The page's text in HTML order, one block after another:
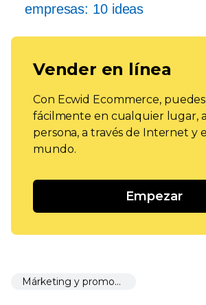
empresas: 10 ideas
Vender en línea
Con Ecwid Ecommerce,
fácilmente en cualquier lugar,
persona, a través de Internet y
mundo.
Empezar
Márketing y promoción